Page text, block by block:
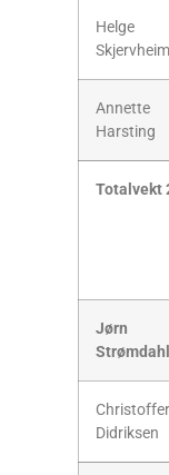
Helge
Skjervheim
Annette
Harsting
Totalvekt
Jørn
Strømdahl
Christoffer
Didriksen